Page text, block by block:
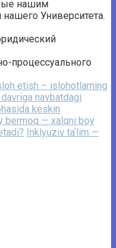
нашим
Университета.
процессуального
etish – islohotlarning
navbatdagi
keskin
bermoq — xalqni boy
Inklyuziv taʼlim —